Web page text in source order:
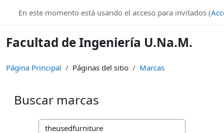
En este momento está usando el acceso para invitados (
Facultad de Ingeniería U.Na.M.
Página Principal Páginas del sitio Marcas
Buscar marcas
Buscar marcas